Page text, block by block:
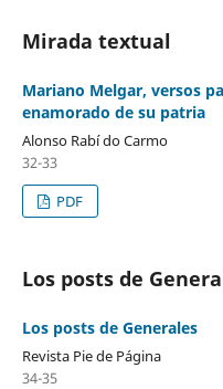
Mirada textual
Mariano Melgar, versos
enamorado de su patria
Alonso Rabí do Carmo
32-33
PDF
Los posts de
Los posts de Generales
Revista Pie de Página
34-35